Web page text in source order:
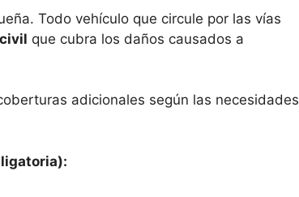
Todo vehículo que circule por las vías
que cubra los daños causados a
adicionales según las necesidades